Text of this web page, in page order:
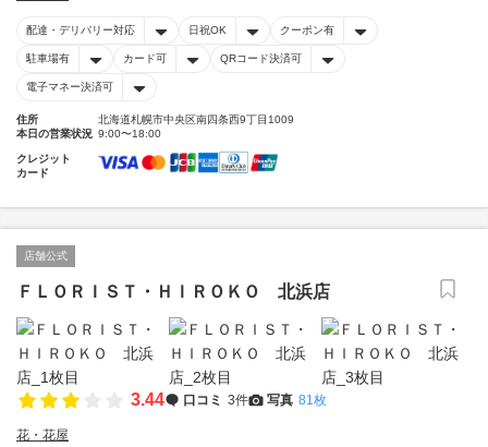
配達・デリバリー対応 日祝OK クーポン有
駐車場有 カード可 QRコード決済可
電子マネー決済可
住所
北海道札幌市中央区南四条西9丁目1009
本日の営業状況 9:00〜18:00
クレジット
カード
店舗公式
ＦＬＯＲＩＳＴ・ＨＩＲＯＫＯ 北浜店
3.44 口コミ 3件 写真 81枚
花・花屋